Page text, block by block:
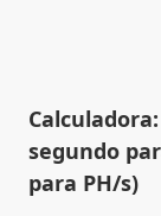
segundo
para PH/s)